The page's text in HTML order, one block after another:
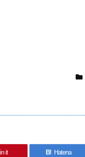
it B! Hatena